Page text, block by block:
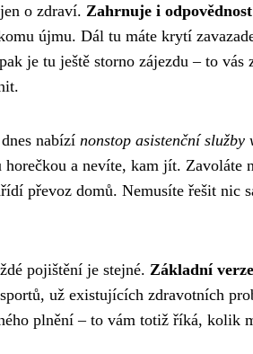
o zdraví. Zahrnuje i
újmu. Dál tu máte krytí
je tu ještě storno zájezdu – to
nabízí nonstop asistenční služby
horečkou a nevíte, kam jít.
převoz domů. Nemusíte řešit nic
pojištění je stejné. Základní
už existujících zdravotních
plnění – to vám totiž říká, kolik